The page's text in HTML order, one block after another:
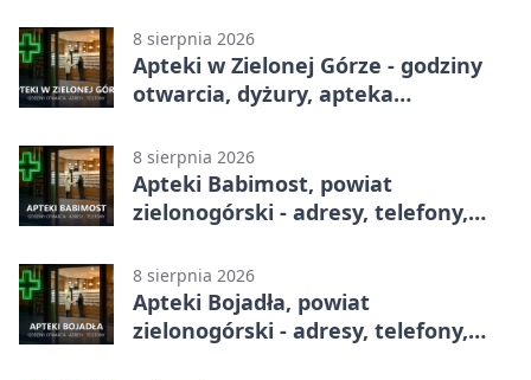
urządzili sobie festiwal strzelecki
8 sierpnia 2026
Apteki w Zielonej Górze - godziny
otwarcia, dyżury, apteka
8 sierpnia 2026
Apteki Babimost, powiat
zielonogórski - adresy, telefony,
8 sierpnia 2026
Apteki Bojadła, powiat
zielonogórski - adresy, telefony,